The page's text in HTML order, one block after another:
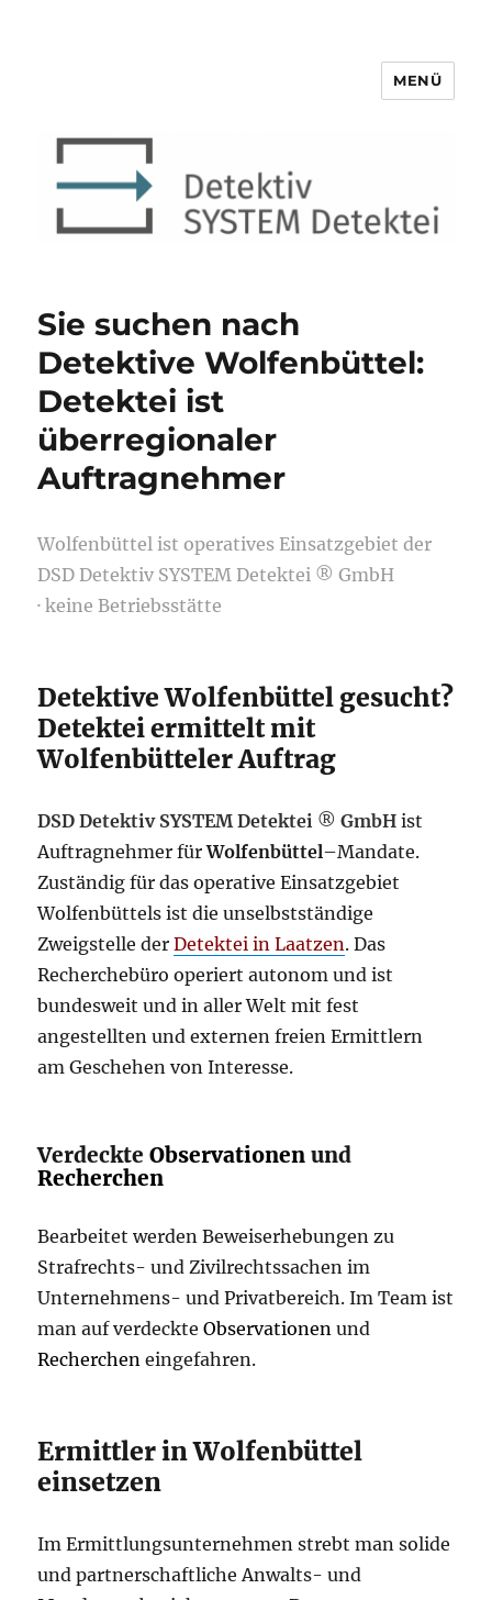
Detektiv SYSTEM Detektei ®
MENÜ
Sie suchen nach
Detektive Wolfenbüttel:
Detektei ist
überregionaler
Auftragnehmer
Wolfenbüttel ist operatives Einsatzgebiet der
DSD Detektiv SYSTEM Detektei ® GmbH
· keine Betriebsstätte
Detektive Wolfenbüttel gesucht?
Detektei ermittelt mit
Wolfenbütteler Auftrag
DSD Detektiv SYSTEM Detektei ®GmbH ist
Auftragnehmer fürWolfenbüttel–Mandate.
Zuständig für das operative Einsatzgebiet
Wolfenbüttels ist die unselbstständige
Zweigstelle derDetektei inLaatzen. Das
Recherchebüro operiert autonom und ist
bundesweit und in aller Welt mit fest
angestellten und externen freien Ermittlern
am Geschehen von Interesse.
VerdeckteObservationen und
Recherchen
Bearbeitet werden Beweiserhebungen zu
Strafrechts- und Zivilrechtssachen im
Unternehmens- und Privatbereich. Im Team ist
man auf verdeckteObservationen und
Recherchen eingefahren.
Ermittler in Wolfenbüttel
einsetzen
Im Ermittlungsunternehmen strebt man solide
und partnerschaftliche Anwalts- und